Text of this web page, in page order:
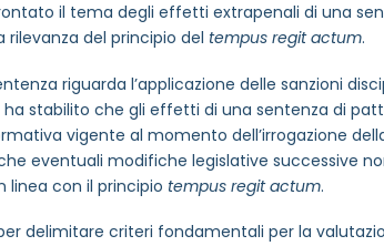
il tema degli effetti extrapenali di una
del principio del tempus regit actum.
riguarda l’applicazione delle sanzioni
ha stabilito che gli effetti di una sentenza di
vigente al momento dell’irrogazione
eventuali modifiche legislative successive
con il principio tempus regit actum.
delimitare criteri fondamentali per la